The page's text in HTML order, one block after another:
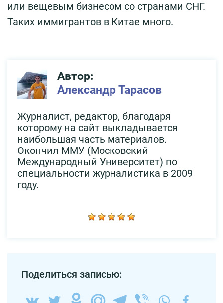
или вещевым бизнесом со странами СНГ.
Таких иммигрантов в Китае много.
Автор:
Александр Тарасов
Журналист, редактор, благодаря
которому на сайт выкладывается
наибольшая часть материалов.
Окончил ММУ (Московский
Международный Университет) по
специальности журналистика в 2009
году.
Поделиться записью: